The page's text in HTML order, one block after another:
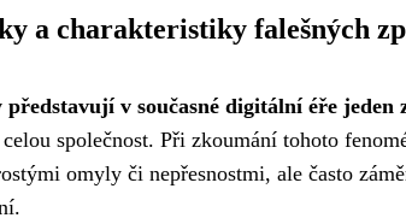
a charakteristiky falešných
představují v současné digitální éře jeden
společnost. Při zkoumání tohoto
omyly či nepřesnostmi, ale často